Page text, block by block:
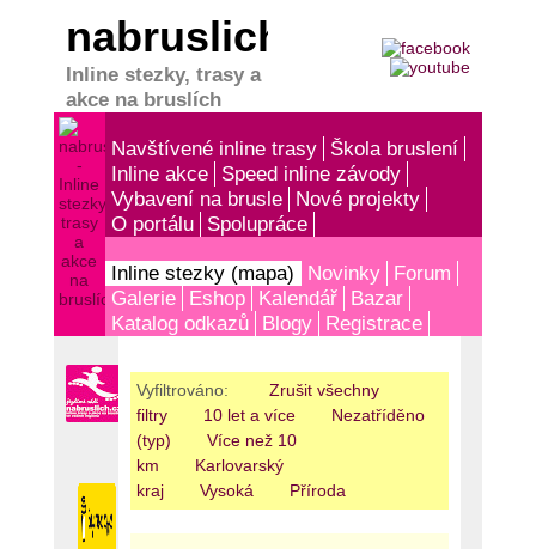
nabruslich.cz
Inline stezky, trasy a
akce na bruslích
Navštívené inline trasy
Škola bruslení
Inline akce
Speed inline závody
Vybavení na brusle
Nové projekty
O portálu
Spolupráce
Inline stezky (mapa) Novinky
Forum
Galerie
Eshop Kalendář
Bazar
Katalog odkazů
Blogy Registrace
Vyfiltrováno:
Zrušit všechny
filtry
10 let a více
Nezatříděno
(typ)
Více než 10
km
Karlovarský
kraj
Vysoká Příroda